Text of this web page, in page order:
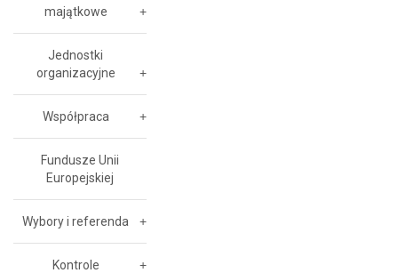
majątkowe
Jednostki
organizacyjne
Współpraca
Fundusze Unii
Europejskiej
Wybory i referenda
Kontrole